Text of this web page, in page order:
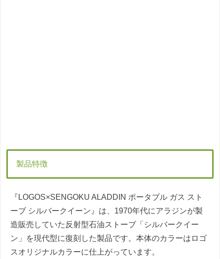
製品特徴
『LOGOS×SENGOKU ALADDIN ポータブル ガス スト
ーブ シルバークイーン』は、1970年代にアラジンが製
造販売していた反射型⽯油ストーブ「シルバークイー
ン」を現代型に復刻した製品です。本体のカラーはロゴ
スオリジナルカラーに仕上がっています。